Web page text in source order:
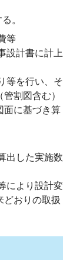
。
等
設計書に計上
等を行い、そ
割図含む）
面に基づき算
出した実施数
により設計変
どおりの取扱